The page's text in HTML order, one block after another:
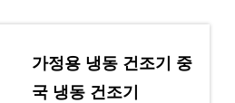
가정용 냉동 건조기 중
국 냉동 건조기